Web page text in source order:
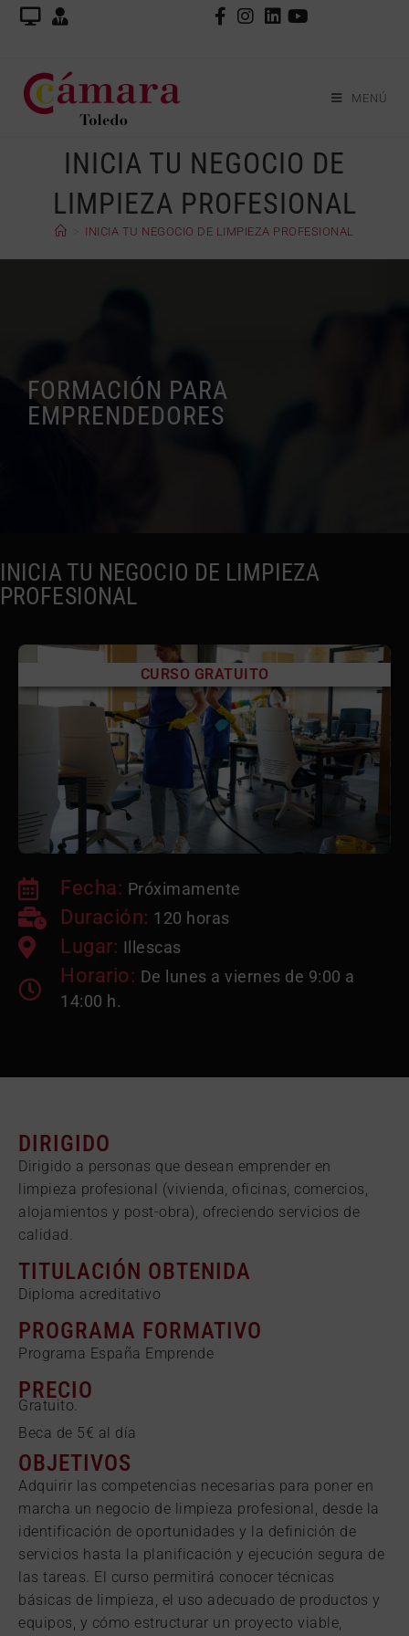
MENÚ
INICIA TU NEGOCIO DE
LIMPIEZA PROFESIONAL
INICIA TU NEGOCIO DE LIMPIEZA PROFESIONAL
FORMACIÓN PARA
EMPRENDEDORES
INICIA TU NEGOCIO DE LIMPIEZA
PROFESIONAL
CURSO GRATUITO
Fecha: Próximamente
Duración: 120 horas
Lugar: Illescas
Horario: De lunes a viernes de 9:00 a
14:00 h.
DIRIGIDO
Dirigido a personas que desean emprender en
limpieza profesional (vivienda, oficinas, comercios,
alojamientos y post-obra), ofreciendo servicios de
calidad.
TITULACIÓN OBTENIDA
Diploma acreditativo
PROGRAMA FORMATIVO
Programa España Emprende
PRECIO
Gratuito.
Beca de 5€ al día
OBJETIVOS
Adquirir las competencias necesarias para poner en
marcha un negocio de limpieza profesional, desde la
identificación de oportunidades y la definición de
servicios hasta la planificación y ejecución segura de
las tareas. El curso permitirá conocer técnicas
básicas de limpieza, el uso adecuado de productos y
equipos, y cómo estructurar un proyecto viable,